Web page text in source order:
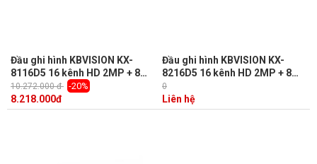
Đầu ghi hình KBVISION KX-
8116D5 16 kênh HD 2MP + 8
kênh IP, 1 Sata, Audio, Push
Video, kết nối 5 in 1
10.272.000 đ -20%
8.218.000đ
Đầu ghi hình KBVISION KX-
8216D5 16 kênh HD 2MP + 8
kênh IP, 2 Sata, Audio 1/1,
Onvif, kết nối 5 in 1
0
Liên hệ